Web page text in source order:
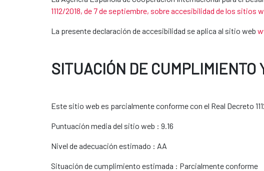
1112/2018, de 7 de septiembre, sobre accesibilidad de los
La presente declaración de accesibilidad se aplica al sitio web
SITUACIÓN DE CUMPLIMIENTO
Este sitio web es parcialmente conforme con el Real Decreto
Puntuación media del sitio web : 9.16
Nivel de adecuación estimado : AA
Situación de cumplimiento estimada : Parcialmente conforme